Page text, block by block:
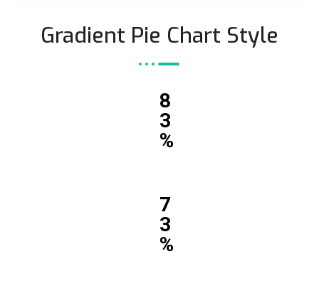
Gradient Pie Chart Style
8
3
%
7
3
%